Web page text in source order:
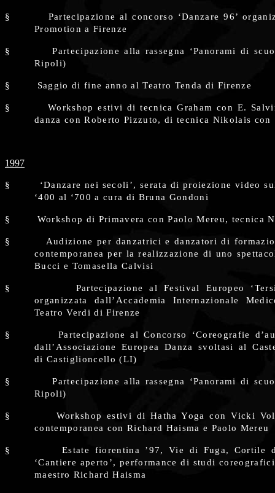
§
Partecipazione al concorso ‘Danzare 96’
Promotion a Firenze
§
Partecipazione alla rassegna ‘Panorami di
Ripoli)
§ Saggio di fine anno al Teatro Tenda di Firenze
§
Workshop estivi di tecnica Graham con E.
danza con Roberto Pizzuto, di tecnica Nikolais con
1997
§
‘Danzare nei secoli’, serata di proiezione video
‘400 al ‘700 a cura di Bruna Gondoni
§ Workshop di Primavera con Paolo Mereu, tecnica
§
Audizione per danzatrici e danzatori di
contemporanea per la realizzazione di uno
Bucci e Tomasella Calvisi
§
Partecipazione al Festival Europeo
organizzata dall’Accademia Internazionale
Teatro Verdi di Firenze
§
Partecipazione al Concorso ‘Coreografie
dall’Associazione Europea Danza svoltasi al
di Castiglioncello (LI)
§
Partecipazione alla rassegna ‘Panorami di
Ripoli)
§
Workshop estivi di Hatha Yoga con Vicki
contemporanea con Richard Haisma e Paolo Mereu
§
Estate fiorentina ’97, Vie di Fuga, Cortile
‘Cantiere aperto’, performance di studi
maestro Richard Haisma